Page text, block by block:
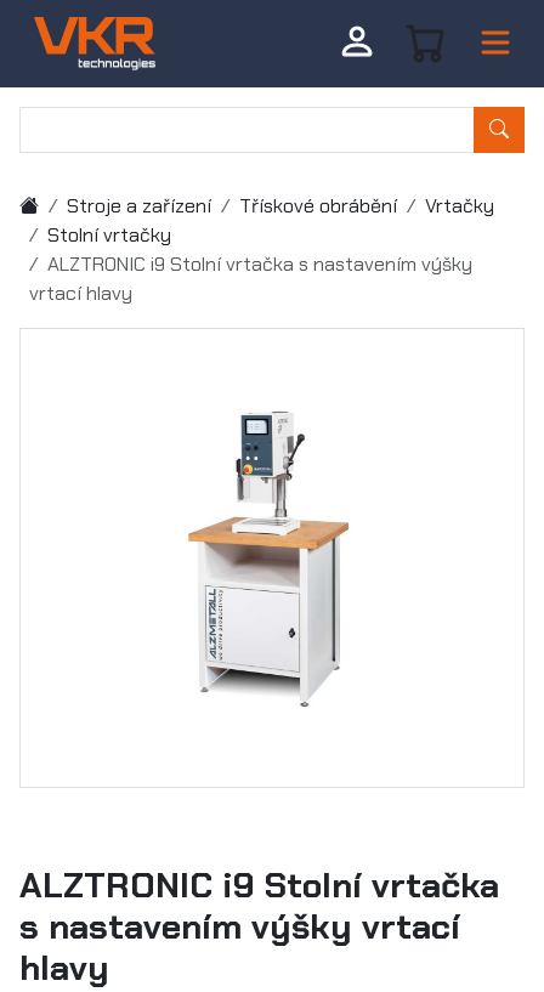
Stroje a zařízení Třískové obrábění
Vrtačky
Stolní vrtačky
ALZTRONIC i9 Stolní vrtačka s nastavením výšky
vrtací hlavy
ALZTRONIC i9 Stolní vrtačka
s nastavením výšky vrtací
hlavy